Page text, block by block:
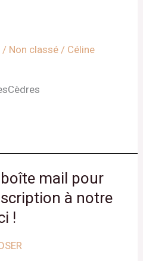
/ Non classé / Céline
mail pour
à notre
!